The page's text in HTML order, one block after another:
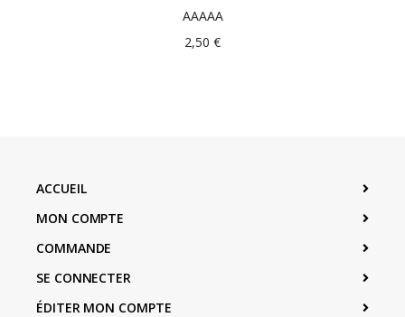
AAAAA
2,50 €
ACCUEIL
MON COMPTE
COMMANDE
SE CONNECTER
ÉDITER MON COMPTE